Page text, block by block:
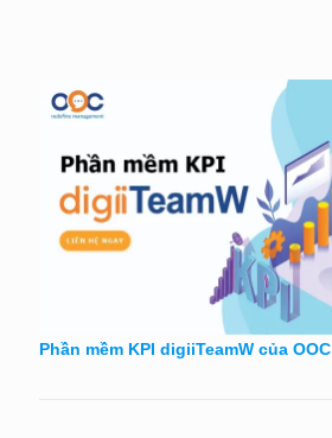
Phần mềm KPI digiiTeamW của OOC